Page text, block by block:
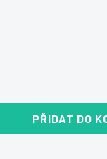
PŘIDAT DO